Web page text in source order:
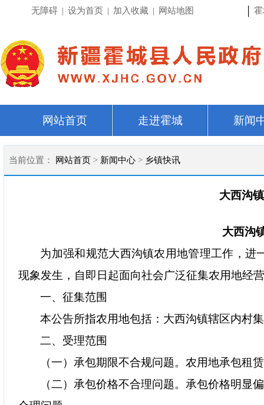
无障碍 | 设为首页 | 加入收藏 | 网站地图
网站首页 走进霍城 新闻
当前位置： 网站首页 > 新闻中心 > 乡镇快讯
大西沟
大西沟
为加强和规范大西沟镇农用地管理工作，
现象发生，自即日起面向社会广泛征集农用地经
一、征集范围
本公告所指农用地包括：大西沟镇辖区内村
二、受理范围
（一）承包期限不合规问题。农用地承包租
（二）承包价格不合理问题。承包价格明显